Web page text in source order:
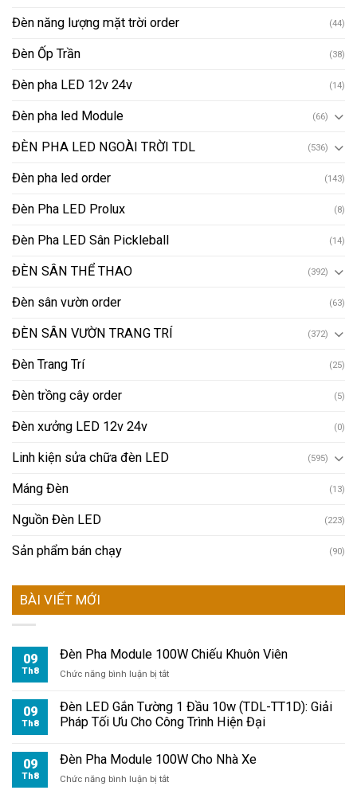
Đèn năng lượng mặt trời order (44)
Đèn Ốp Trần (38)
Đèn pha LED 12v 24v (14)
Đèn pha led Module (66)
ĐÈN PHA LED NGOÀI TRỜI TDL (536)
Đèn pha led order (143)
Đèn Pha LED Prolux (8)
Đèn Pha LED Sân Pickleball (14)
ĐÈN SÂN THỂ THAO (392)
Đèn sân vườn order (63)
ĐÈN SÂN VƯỜN TRANG TRÍ (372)
Đèn Trang Trí (25)
Đèn trồng cây order (5)
Đèn xưởng LED 12v 24v (0)
Linh kiện sửa chữa đèn LED (595)
Máng Đèn (13)
Nguồn Đèn LED (223)
Sản phẩm bán chạy (90)
BÀI VIẾT MỚI
09
Th8
Đèn Pha Module 100W Chiếu Khuôn Viên
Chức năng bình luận bị tắtở
Pha
Module
100W
Khuôn
09
Th8
Đèn LED Gắn Tường 1 Đầu 10w (TDL-TT1D): Giải
Pháp Tối Ưu Cho Công Trình Hiện Đại
09
Th8
Đèn Pha Module 100W Cho Nhà Xe
Chức năng bình luận bị tắtở